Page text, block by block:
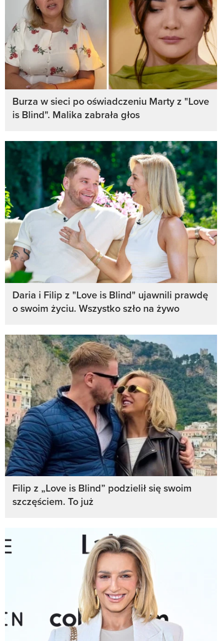
Burza w sieci po oświadczeniu Marty z "Love
is Blind". Malika zabrała głos
Daria i Filip z "Love is Blind" ujawnili prawdę
o swoim życiu. Wszystko szło na żywo
Filip z „Love is Blind” podzielił się swoim
szczęściem. To już